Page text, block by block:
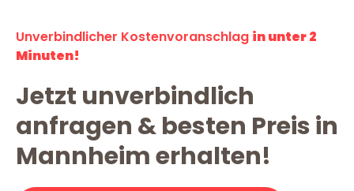
Unverbindlicher Kostenvoranschlag in unter 2
Minuten!
Jetzt unverbindlich
anfragen & besten Preis in
Mannheim erhalten!